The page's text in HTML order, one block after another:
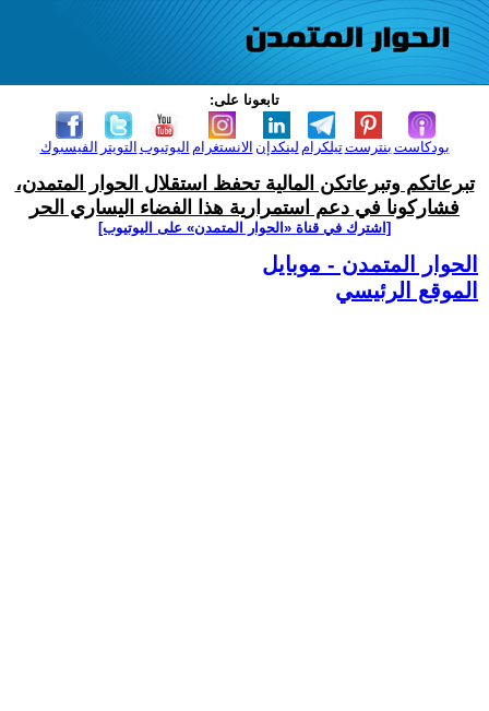
تابعونا على:
الفيسبوك التويتر اليوتيوب الانستغرام لينكدإن تيلكرامبنترست بودكاست
تبرعاتكم وتبرعاتكن المالية تحفظ استقلال الحوار المتمدن،
فشاركونا في دعم استمرارية هذا الفضاء اليساري الحر
[اشترك في قناة ‫«الحوار المتمدن» على اليوتيوب]
الحوار المتمدن - موبايل
الموقع الرئيسي